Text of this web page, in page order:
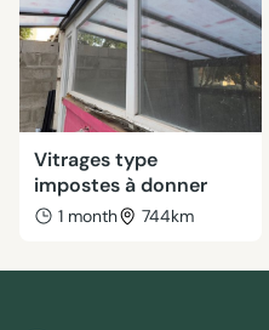
Vitrages type
impostes à donner
1 month 744km